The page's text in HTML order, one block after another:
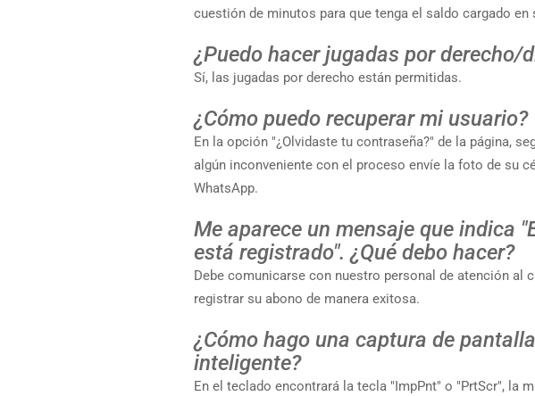
cuestión de minutos para que tenga el saldo cargado en
¿Puedo hacer jugadas por derecho/
Sí, las jugadas por derecho están permitidas.
¿Cómo puedo recuperar mi usuario?
En la opción "¿Olvidaste tu contraseña?" de la página,
algún inconveniente con el proceso envíe la foto de su
WhatsApp.
Me aparece un mensaje que indica
está registrado". ¿Qué debo hacer?
Debe comunicarse con nuestro personal de atención al
registrar su abono de manera exitosa.
¿Cómo hago una captura de
inteligente?
En el teclado encontrará la tecla "ImpPnt" o "PrtScr", la